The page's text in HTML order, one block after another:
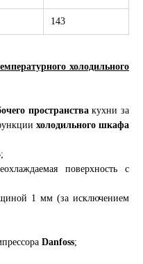
143
холодильного
пространствакухни за
холодильного шкафа
;
поверхность с
1 мм (за исключением
Danfoss;